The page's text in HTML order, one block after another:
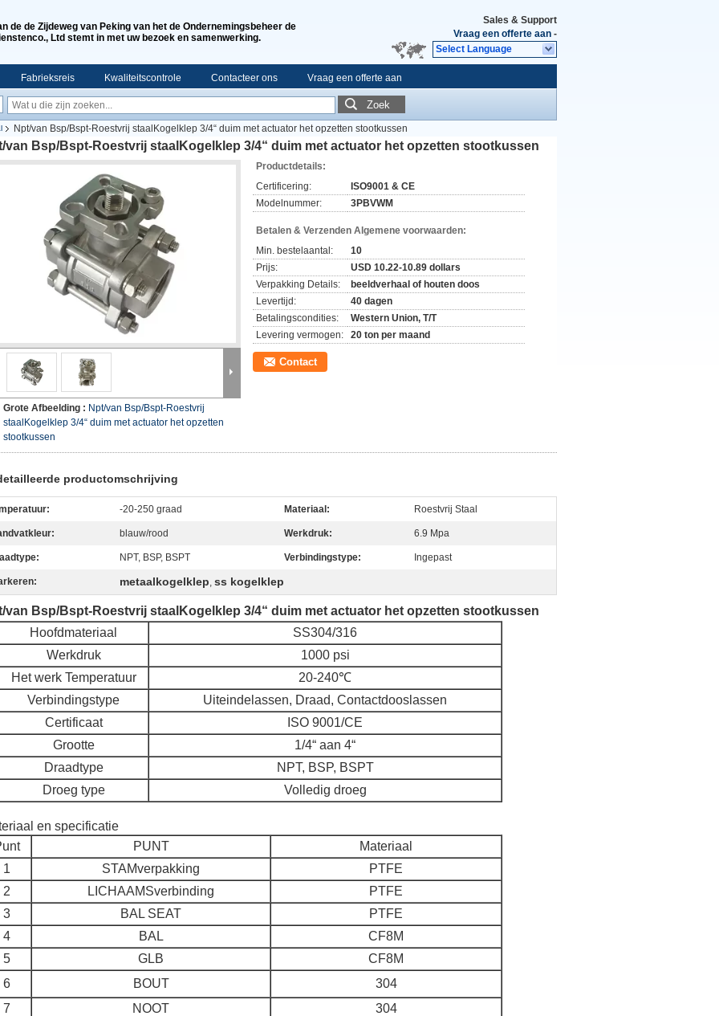
de de Zijdeweg van Peking van het de Ondernemingsbeheer de
Ltd stemt in met uw bezoek en samenwerking.
Sales & Support
Vraag een offerte aan -
Select Language
Fabrieksreis Kwaliteitscontrole Contacteer ons Vraag een offerte aan
Zoek
Npt/van Bsp/Bspt-Roestvrij staalKogelklep 3/4“ duim met actuator het opzetten stootkussen
van Bsp/Bspt-Roestvrij staalKogelklep 3/4“ duim met actuator het opzetten stootkussen
Grote Afbeelding : Npt/van Bsp/Bspt-Roestvrij
staalKogelklep 3/4“ duim met actuator het opzetten
stootkussen
Productdetails:
Certificering:
ISO9001 & CE
Modelnummer:
3PBVWM
Betalen & Verzenden Algemene voorwaarden:
Min. bestelaantal:
10
Prijs:
USD 10.22-10.89 dollars
Verpakking Details:
beeldverhaal of houten doos
Levertijd:
40 dagen
Betalingscondities:
Western Union, T/T
Levering vermogen:
20 ton per maand
Contact
productomschrijving
-20-250 graad Materiaal: Roestvrij Staal
blauw/rood Werkdruk: 6.9 Mpa
NPT, BSP, BSPT Verbindingstype: Ingepast
metaalkogelklep, ss kogelklep
van Bsp/Bspt-Roestvrij staalKogelklep 3/4“ duim met actuator het opzetten stootkussen
Hoofdmateriaal
SS304/316
Werkdruk
1000 psi
Het werk Temperatuur
20-240℃
Verbindingstype
Uiteindelassen, Draad, Contactdooslassen
Certificaat
ISO 9001/CE
Grootte
1/4“ aan 4“
Draadtype
NPT, BSP, BSPT
Droeg type
Volledig droeg
en specificatie
PUNT
Materiaal
1
STAMverpakking
PTFE
2
LICHAAMSverbinding
PTFE
3
BAL SEAT
PTFE
4
BAL
CF8M
5
GLB
CF8M
6
BOUT
304
7
NOOT
304